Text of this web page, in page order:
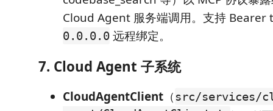
Cloud Agent 服务端调用。支持 Bearer
0.0.0.0 远程绑定。
7. Cloud Agent 子系统
CloudAgentClient （ src/services/